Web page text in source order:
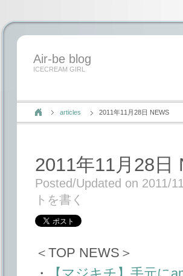
Air-be blog
ICECREAM GIRL
articles 2011年11月28日 NEWS
2011年11月28日
Posted/Updated on 2011/
トを書く
＜TOP NEWS＞